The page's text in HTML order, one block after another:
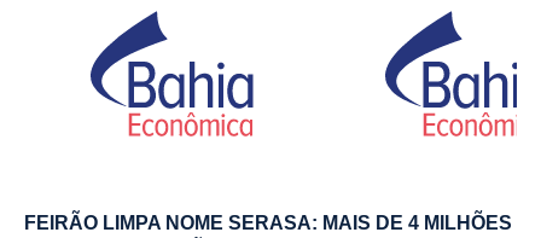
FEIRÃO LIMPA NOME SERASA: MAIS DE 4 MILHÕES